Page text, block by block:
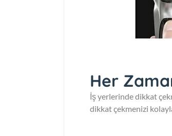
Her
İş yerlerinde dikkat
dikkat çekmenizi